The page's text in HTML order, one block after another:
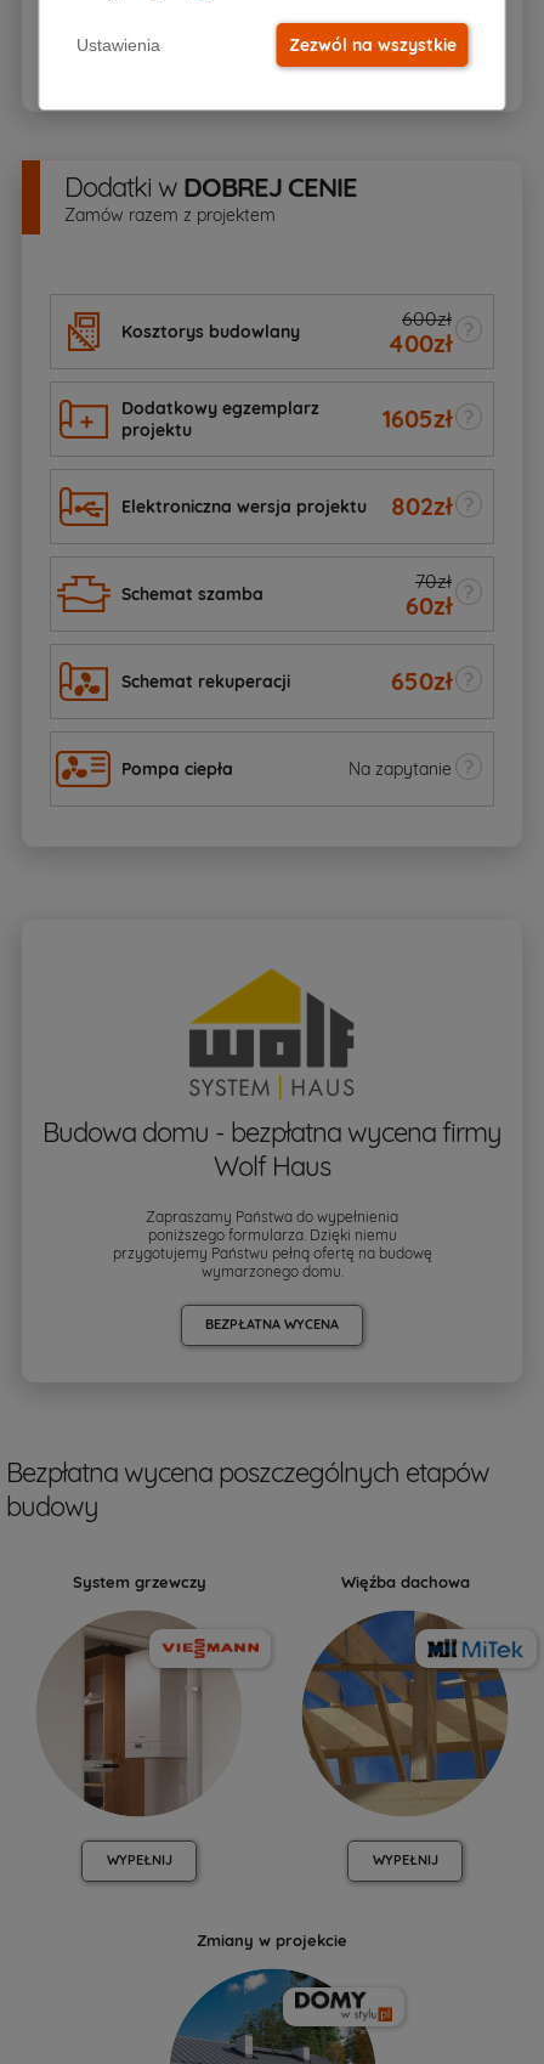
BIOZ
Dodatki w DOBREJ CENIE
Zamów razem z projektem
Kosztorys budowlany
600zł
400zł
Dodatkowy egzemplarz
projektu
1605zł
Elektroniczna wersja projektu 802zł
Schemat szamba
70zł
60zł
Schemat rekuperacji 650zł
Pompa ciepła Na zapytanie
Budowa domu - bezpłatna wycena firmy
Wolf Haus
Zapraszamy Państwa do wypełnienia
poniższego formularza. Dzięki niemu
przygotujemy Państwu pełną ofertę na budowę
wymarzonego domu.
BEZPŁATNA WYCENA
Bezpłatna wycena poszczególnych etapów
budowy
System grzewczy
WYPEŁNIJ
Więźba dachowa
WYPEŁNIJ
Zmiany w projekcie
Ustawienia Zezwól na wszystkie